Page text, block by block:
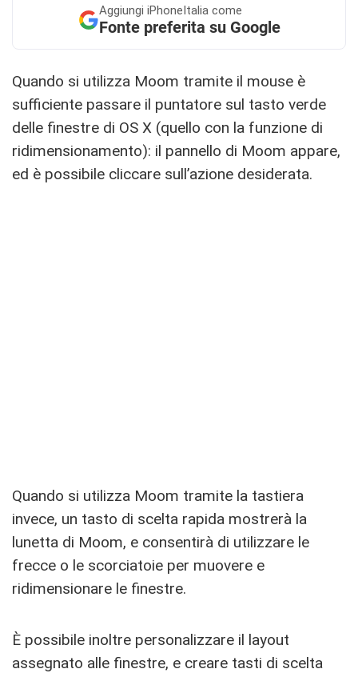
Aggiungi iPhoneItalia come
Fonte preferita su Google
Quando si utilizza Moom tramite il mouse è
sufficiente passare il puntatore sul tasto verde
delle finestre di OS X (quello con la funzione di
ridimensionamento): il pannello di Moom appare,
ed è possibile cliccare sull’azione desiderata.
Quando si utilizza Moom tramite la tastiera
invece, un tasto di scelta rapida mostrerà la
lunetta di Moom, e consentirà di utilizzare le
frecce o le scorciatoie per muovere e
ridimensionare le finestre.
È possibile inoltre personalizzare il layout
assegnato alle finestre, e creare tasti di scelta